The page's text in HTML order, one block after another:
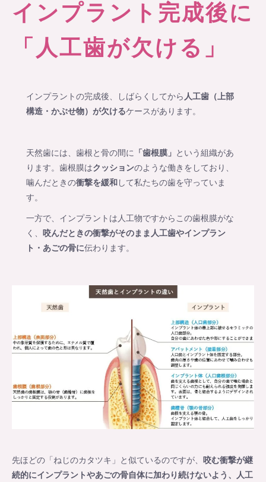
インプラント完成後に
「人工歯が欠ける」
インプラントの完成後、しばらくしてから 人工歯（上部
構造・かぶせ物）が欠けるケースがあります。
天然歯には、歯根と骨の間に 「歯根膜」 という組織があ
ります。歯根膜はクッションのような働きをしており、
噛んだときの衝撃を緩和 して私たちの歯を守っていま
す。
一方で、インプラントは人工物ですからこの歯根膜がな
く、 咬んだときの衝撃がそのまま人工歯やインプラン
ト・あごの骨に伝わります。
先ほどの「ねじのカタツキ」と似ているのですが、 咬む衝撃が継
続的にインプラントやあごの骨自体に加わり続けないよう、人工